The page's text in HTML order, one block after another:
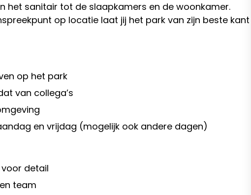
het sanitair tot de slaapkamers en de woonkamer.
op locatie laat jij het park van zijn beste kant
op het park
van collega’s
en vrijdag (mogelijk ook andere dagen)
detail
team